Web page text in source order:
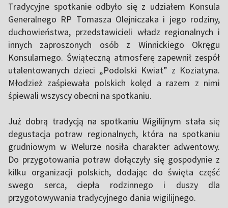
Tradycyjne spotkanie odbyło się z udziałem Konsula
Generalnego RP Tomasza Olejniczaka i jego rodziny,
duchowieństwa, przedstawicieli władz regionalnych i
innych zaproszonych osób z Winnickiego Okręgu
Konsularnego. Świąteczną atmosferę zapewnił zespół
utalentowanych dzieci „Podolski Kwiat” z Koziatyna.
Młodzież zaśpiewała polskich kolęd a razem z nimi
śpiewali wszyscy obecni na spotkaniu.
Już dobrą tradycją na spotkaniu Wigilijnym stała się
degustacja potraw regionalnych, która na spotkaniu
grudniowym w Welurze nosiła charakter adwentowy.
Do przygotowania potraw dołączyły się gospodynie z
kilku organizacji polskich, dodając do święta część
swego serca, ciepła rodzinnego i duszy dla
przygotowywania tradycyjnego dania wigilijnego.